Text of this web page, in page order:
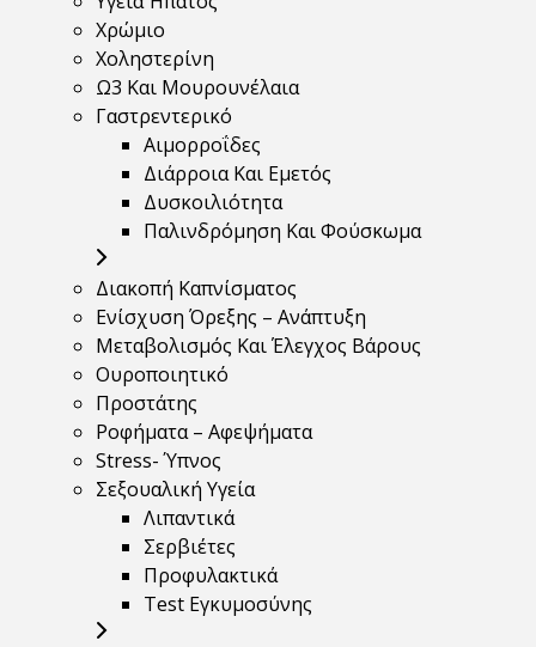
Χρώμιο
Χοληστερίνη
Ω3 Και Μουρουνέλαια
Γαστρεντερικό
Αιμορροΐδες
Διάρροια Και Εμετός
Δυσκοιλιότητα
Παλινδρόμηση Και Φούσκωμα
Διακοπή Καπνίσματος
Ενίσχυση Όρεξης – Ανάπτυξη
Μεταβολισμός Και Έλεγχος Βάρους
Ουροποιητικό
Προστάτης
Ροφήματα – Αφεψήματα
Stress- Ύπνος
Σεξουαλική Υγεία
Λιπαντικά
Σερβιέτες
Προφυλακτικά
Test Εγκυμοσύνης